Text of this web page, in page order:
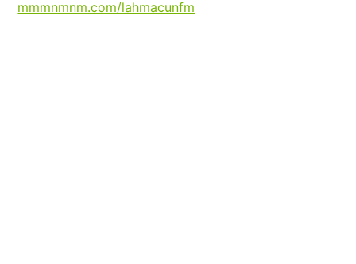
mmmnmnm.com/lahmacunfm